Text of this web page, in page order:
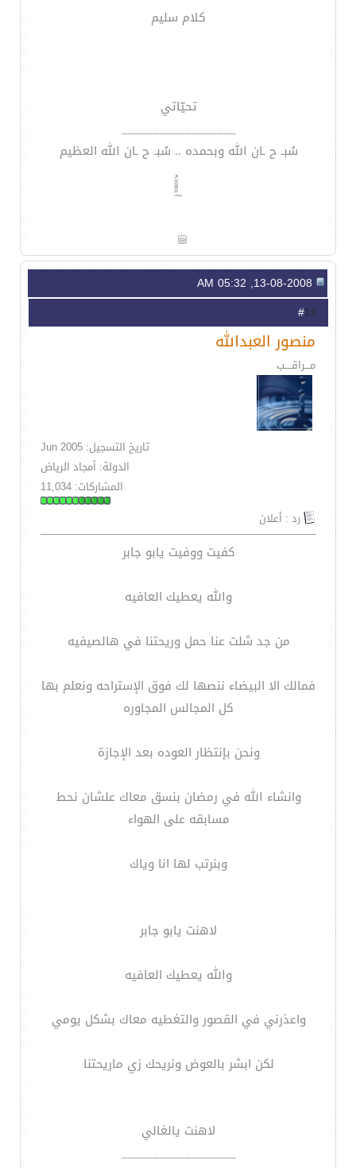
كلام سليم
تحيّاتي
__________________
سُبـ ح ـان الله وبحمده .. سُبـ ح ـان الله العظيم
~ًًًَََُ
18
منصور العبدالله
مـــراقــــب
تاريخ التسجيل: Jun 2005
الدولة: أمجاد الرياض
المشاركات: 11,034
رد : أعلان
كفيت ووفيت يابو جابر
والله يعطيك العافيه
من جد شلت عنا حمل وريحتنا في هالصيفيه
فمالك الا البيضاء ننصها لك فوق الإستراحه ونعلم بها
كل المجالس المجاوره
ونحن بإنتظار العوده بعد الإجازة
وانشاء الله في رمضان بنسق معاك علشان نحط
مسابقه على الهواء
وبنرتب لها انا وياك
لاهنت يابو جابر
والله يعطيك العافيه
واعذرني في القصور والتغطيه معاك بشكل يومي
لكن ابشر بالعوض ونريحك زي ماريحتنا
لاهنت يالغالي
__________________